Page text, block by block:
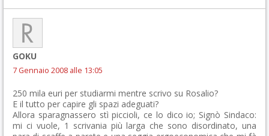
GOKU
7 Gennaio 2008 alle 13:05
250 mila euri per studiarmi mentre scrivo su Rosalio?
E il tutto per capire gli spazi adeguati?
Allora sparagnassero stì piccioli, ce lo dico io; Signò Sindaco:
mi ci vuole, 1 scrivania più larga che sono disordinato, una